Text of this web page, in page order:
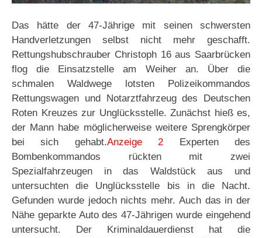
Das hätte der 47-Jährige mit seinen schwersten
Handverletzungen selbst nicht mehr geschafft.
Rettungshubschrauber Christoph 16 aus Saarbrücken
flog die Einsatzstelle am Weiher an. Über die
schmalen Waldwege lotsten Polizeikommandos
Rettungswagen und Notarztfahrzeug des Deutschen
Roten Kreuzes zur Unglücksstelle. Zunächst hieß es,
der Mann habe möglicherweise weitere Sprengkörper
bei sich gehabt.Anzeige 2 Experten des
Bombenkommandos rückten mit zwei
Spezialfahrzeugen in das Waldstück aus und
untersuchten die Unglücksstelle bis in die Nacht.
Gefunden wurde jedoch nichts mehr. Auch das in der
Nähe geparkte Auto des 47-Jährigen wurde eingehend
untersucht. Der Kriminaldauerdienst hat die